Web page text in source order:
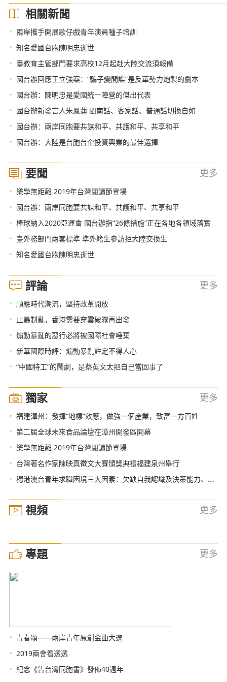
相關新聞
• 兩岸攜手開展歌仔戲青年演員種子培訓
• 知名愛國台胞陳明忠逝世
• 臺教育主管部門要求高校12月起赴大陸交流須報備
• 國台辦回應王立強案：“騙子變間諜”是反華勢力炮製的劇本
• 國台辦：陳明忠是愛國統一陣營的傑出代表
• 國台辦新發言人朱鳳蓮 閩南話、客家話、普通話切換自如
• 國台辦：兩岸同胞要共謀和平、共護和平、共享和平
• 國台辦：大陸是台胞台企投資興業的最佳選擇
要聞 更多
• 樂學無距離 2019年台灣閱讀節登場
• 國台辦：兩岸同胞要共謀和平、共護和平、共享和平
• 棒球納入2020亞運會 國台辦指“26條措施”正在各地各領域落實
• 臺外務部門兩套標準 準外籍生參訪拒大陸交換生
• 知名愛國台胞陳明忠逝世
評論 更多
• 順應時代潮流，堅持改革開放
• 止暴制亂，香港需要穿雲破霧再出發
• 煽動暴亂的惡行必將被國際社會唾棄
• 新華國際時評：煽動暴亂註定不得人心
• “中國特工”的鬧劇，是蔡英文太把自己當回事了
獨家 更多
• 福建漳州：發揮“地標”效應，做強一個産業，致富一方百姓
• 第二屆全球未來食品論壇在漳州開發區開幕
• 樂學無距離 2019年台灣閱讀節登場
• 台灣著名作家陳映真徵文大賽頒獎典禮福建泉州舉行
• 穗港澳台青年求職困境三大因素：欠缺自我認識及決策能力、職業資料及社會價值影響
視頻 更多
專題 更多
• 青春頌——兩岸青年原創金曲大選
• 2019兩會看透透
• 紀念《告台灣同胞書》發佈40週年